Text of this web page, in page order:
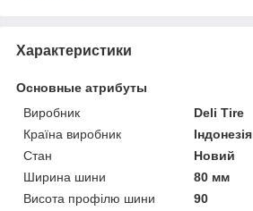
Характеристики
Основные атрибуты
Виробник
Deli Tire
Країна виробник
Індонезія
Стан
Новий
Ширина шини
80 мм
Висота профілю шини
90